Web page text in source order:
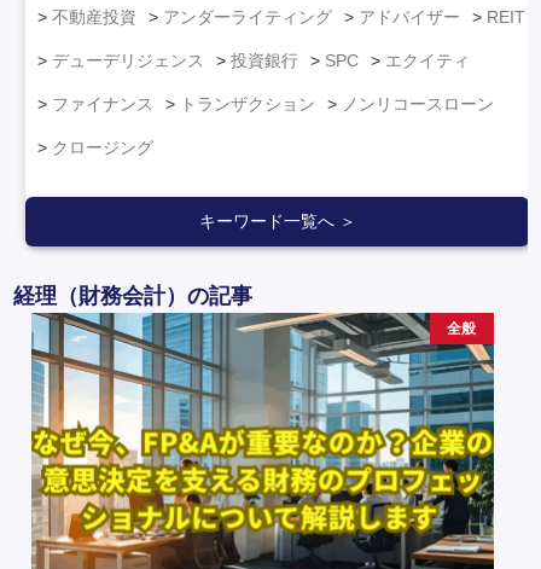
不動産投資 アンダーライティング アドバイザー REIT
デューデリジェンス 投資銀行 SPC エクイティ
ファイナンス トランザクション ノンリコースローン
クロージング
キーワード一覧へ ＞
経理（財務会計）の記事
全般